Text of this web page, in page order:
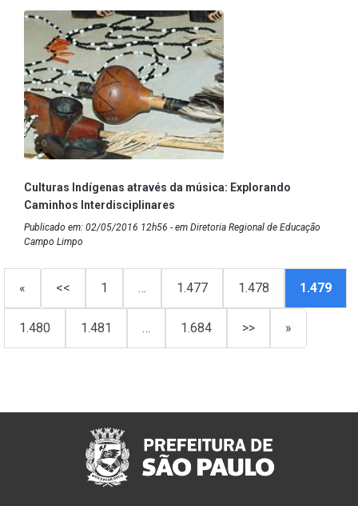
Culturas Indígenas através da música: Explorando
Caminhos Interdisciplinares
Publicado em: 02/05/2016 12h56 - em Diretoria Regional de Educação
Campo Limpo
« << 1 … 1.477 1.478 1.479
1.480 1.481 … 1.684 >> »